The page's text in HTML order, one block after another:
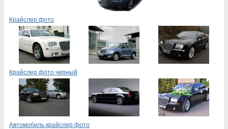
Крайслер фото
Крайслер фото черный
Автомобиль крайслер фото